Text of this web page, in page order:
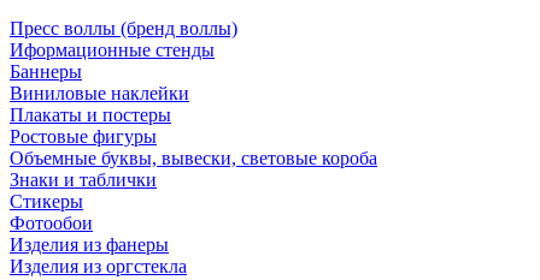
Пресс воллы (бренд воллы)
Иформационные стенды
Баннеры
Виниловые наклейки
Плакаты и постеры
Ростовые фигуры
Объемные буквы, вывески, световые короба
Знаки и таблички
Стикеры
Фотообои
Изделия из фанеры
Изделия из оргстекла